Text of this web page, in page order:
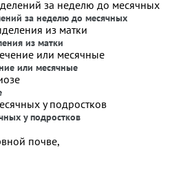
за неделю до месячных
из матки
или месячные
у подростков